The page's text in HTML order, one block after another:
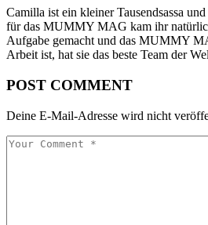
Camilla ist ein kleiner Tausendsassa
für das MUMMY MAG kam ihr
Aufgabe gemacht und das MUMMY
Arbeit ist, hat sie das beste Team der
POST COMMENT
Deine E-Mail-Adresse wird nicht